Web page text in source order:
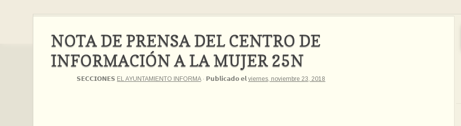
NOTA DE PRENSA DEL CENTRO DE
INFORMACIÓN A LA MUJER 25N
𝗦𝗘𝗖𝗖𝗜𝗢𝗡𝗘𝗦 EL AYUNTAMIENTO INFORMA · 𝗣𝘂𝗯𝗹𝗶𝗰𝗮𝗱𝗼 𝗲𝗹viernes, noviembre 23, 2018